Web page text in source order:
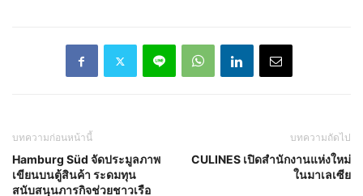
บทความก่อนหน้านี้
Hamburg Süd จัดประมูลภาพ
เขียนบนตู้สินค้า ระดมทุน
สนับสนุนภารกิจช่วยชาวเรือ
บทความถัดไป
CULINES เปิดสำนักงานแห่งใหม่
ในมาเลเซีย